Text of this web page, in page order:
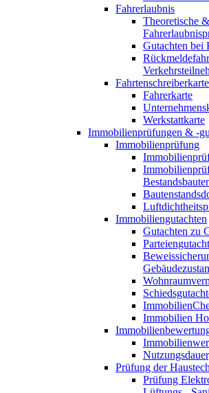
Fahrerlaubnis
Theoretische
Gutachten bei
Fahrerkarte
Werkstattkarte
Immobilienprüfungen & -
Immobilienprüfung
Immobiliengutachten
Gutachten zu
Immobilien
Prüfung der
Prüfung